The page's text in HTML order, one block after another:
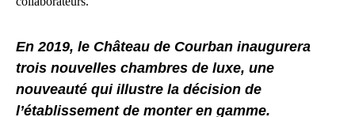
En 2019, le Château de Courban inaugurera
trois nouvelles chambres de luxe, une
nouveauté qui illustre la décision de
l’établissement de monter en gamme.